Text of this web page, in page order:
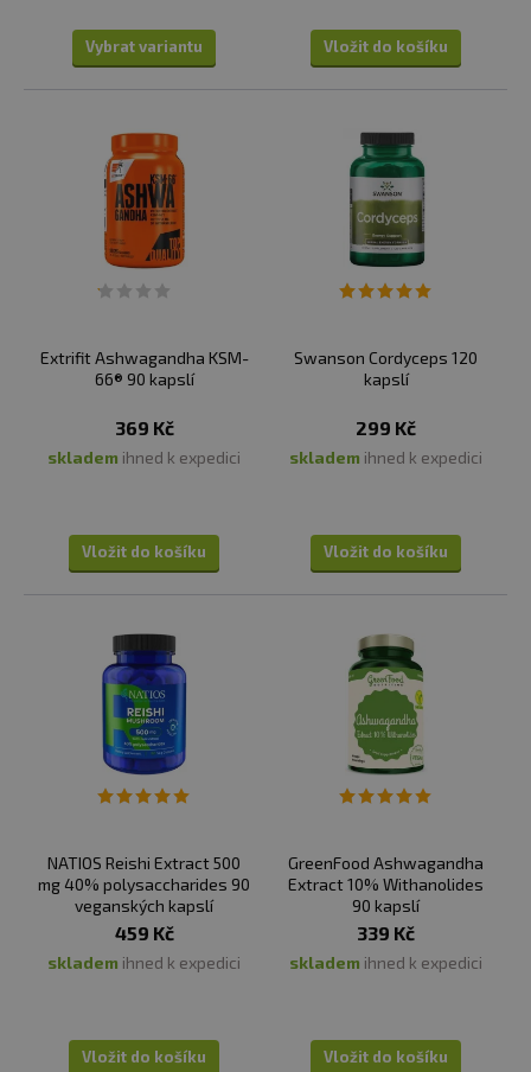
Vybrat variantu Vložit do košíku
Extrifit Ashwagandha KSM-
66® 90 kapslí
369 Kč
skladem ihned k expedici
Vložit do košíku
Swanson Cordyceps 120
kapslí
299 Kč
skladem ihned k expedici
Vložit do košíku
NATIOS Reishi Extract 500
mg 40% polysaccharides 90
veganských kapslí
459 Kč
skladem ihned k expedici
Vložit do košíku
GreenFood Ashwagandha
Extract 10% Withanolides
90 kapslí
339 Kč
skladem ihned k expedici
Vložit do košíku